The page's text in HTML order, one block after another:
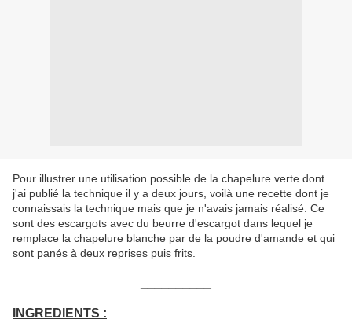
Pour illustrer une utilisation possible de la chapelure verte dont
j'ai publié la technique il y a deux jours, voilà une recette dont je
connaissais la technique mais que je n'avais jamais réalisé. Ce
sont des escargots avec du beurre d'escargot dans lequel je
remplace la chapelure blanche par de la poudre d'amande et qui
sont panés à deux reprises puis frits.
INGREDIENTS :